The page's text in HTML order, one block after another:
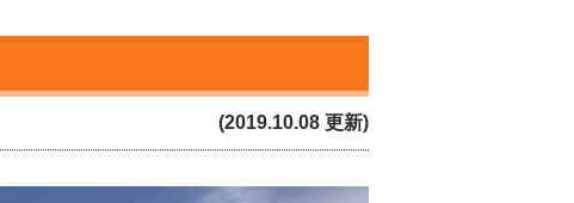
(2019.10.08 更新)